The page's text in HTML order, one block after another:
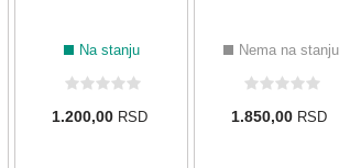
Na stanju
1.200,00 RSD
Nema na stanju
1.850,00 RSD